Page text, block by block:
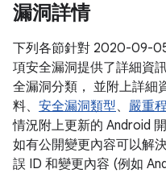
漏洞詳情
下列各節針對 2020-09-
項安全漏洞提供了詳細資
全漏洞分類， 並附上詳細
料、 安全漏洞類型、 嚴重
情況附上更新的 Android
如有公開變更內容可以解
誤 ID 和變更內容 (例如